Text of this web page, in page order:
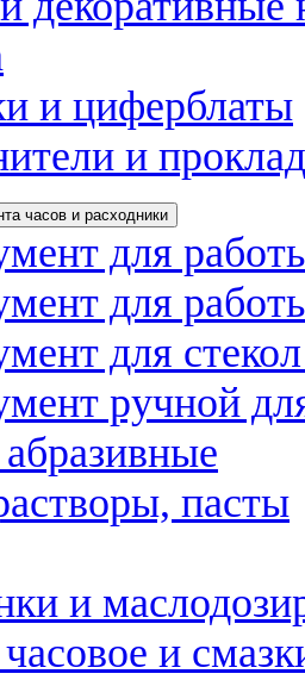
и циферблаты
и
часов и расходники
для
для
для
ручной
пасты
и
и